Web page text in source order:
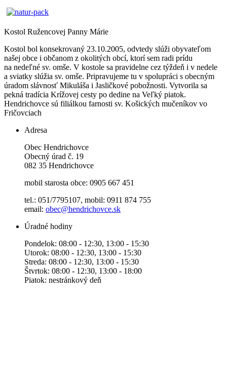
Kostol Ružencovej Panny Márie
Kostol bol konsekrovaný 23.10.2005, odvtedy slúži obyvateľom
našej obce i občanom z okolitých obcí, ktorí sem radi prídu
na nedeľné sv. omše. V kostole sa pravidelne cez týždeň i v nedele
a sviatky slúžia sv. omše. Pripravujeme tu v spolupráci s obecným
úradom slávnosť Mikuláša i Jasličkové pobožnosti. Vytvorila sa
pekná tradícia Krížovej cesty po dedine na Veľký piatok.
Hendrichovce sú filiálkou farnosti sv. Košických mučeníkov vo
Fričovciach
Adresa
Obec Hendrichovce
Obecný úrad č. 19
082 35 Hendrichovce
mobil starosta obce: 0905 667 451
tel.: 051/7795107, mobil: 0911 874 755
email: obec@hendrichovce.sk
Úradné hodiny
Pondelok: 08:00 - 12:30, 13:00 - 15:30
Utorok: 08:00 - 12:30, 13:00 - 15:30
Streda: 08:00 - 12:30, 13:00 - 15:30
Štvrtok: 08:00 - 12:30, 13:00 - 18:00
Piatok: nestránkový deň